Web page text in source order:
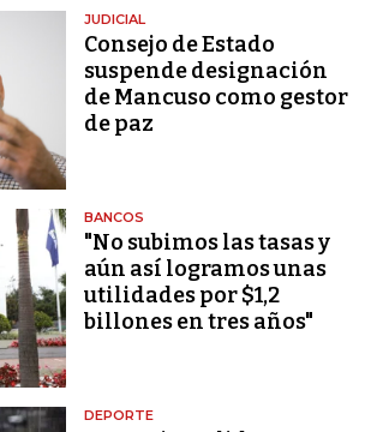
JUDICIAL
Consejo de Estado
suspende designación
de Mancuso como gestor
de paz
BANCOS
"No subimos las tasas y
aún así logramos unas
utilidades por $1,2
billones en tres años"
DEPORTE